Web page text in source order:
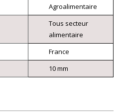
Agroalimentaire
Tous secteur
alimentaire
France
10 mm